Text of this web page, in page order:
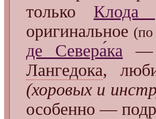
только Клода
оригинальное (по
де Севера́ка —
Лангедока,
(хоровых и
особенно —